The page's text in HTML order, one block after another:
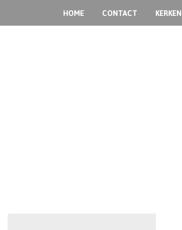
HOME CONTACT KERKEN